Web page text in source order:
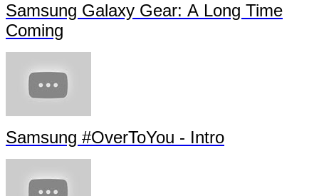
Samsung Galaxy Gear: A Long Time
Coming
Samsung #OverToYou - Intro